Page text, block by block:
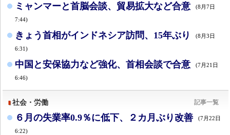
ミャンマーと首脳会談、貿易拡大など合意 (8月7日
7:44)
きょう首相がインドネシア訪問、15年ぶり (8月3日
6:31)
中国と安保協力など強化、首相会談で合意 (7月21日
6:46)
社会・労働 記事一覧
６月の失業率0.9％に低下、２カ月ぶり改善 (7月22日
6:22)